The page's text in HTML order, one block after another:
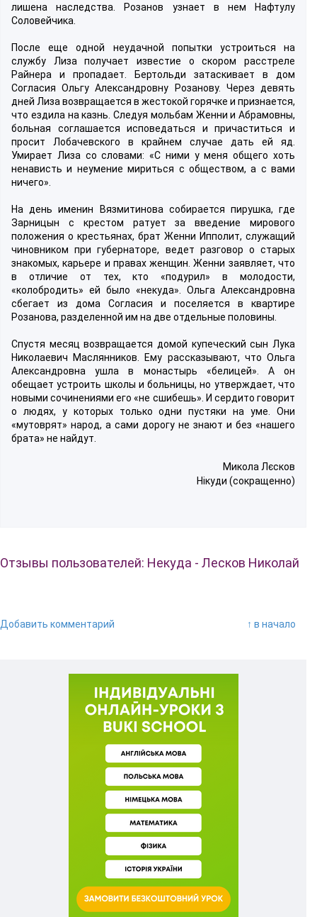
лишена наследства. Розанов узнает в нем Нафтулу
Соловейчика.
После еще одной неудачной попытки устроиться на
службу Лиза получает известие о скором расстреле
Райнера и пропадает. Бертольди затаскивает в дом
Согласия Ольгу Александровну Розанову. Через девять
дней Лиза возвращается в жестокой горячке и признается,
что ездила на казнь. Следуя мольбам Женни и Абрамовны,
больная соглашается исповедаться и причаститься и
просит Лобачевского в крайнем случае дать ей яд.
Умирает Лиза со словами: «С ними у меня общего хоть
ненависть и неумение мириться с обществом, а с вами
ничего».
На день именин Вязмитинова собирается пирушка, где
Зарницын с крестом ратует за введение мирового
положения о крестьянах, брат Женни Ипполит, служащий
чиновником при губернаторе, ведет разговор о старых
знакомых, карьере и правах женщин. Женни заявляет, что
в отличие от тех, кто «подурил» в молодости,
«колобродить» ей было «некуда». Ольга Александровна
сбегает из дома Согласия и поселяется в квартире
Розанова, разделенной им на две отдельные половины.
Спустя месяц возвращается домой купеческий сын Лука
Николаевич Маслянников. Ему рассказывают, что Ольга
Александровна ушла в монастырь «белицей». А он
обещает устроить школы и больницы, но утверждает, что
новыми сочинениями его «не сшибешь». И сердито говорит
о людях, у которых только одни пустяки на уме. Они
«мутоврят» народ, а сами дорогу не знают и без «нашего
брата» не найдут.
Микола Лєсков
Нікуди (сокращенно)
Отзывы пользователей: Некуда - Лесков Николай
Добавить комментарий ↑ в начало